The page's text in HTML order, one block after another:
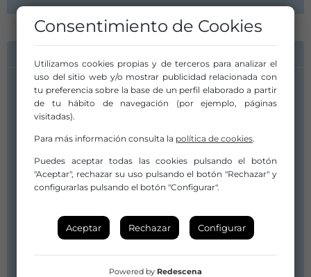
Consentimiento de Cookies
Utilizamos cookies propias y de terceros para analizar el
uso del sitio web y/o mostrar publicidad relacionada con
tu preferencia sobre la base de un perfil elaborado a partir
de tu hábito de navegación (por ejemplo, páginas
visitadas).
Para más información consulta la política de cookies.
Puedes aceptar todas las cookies pulsando el botón
"Aceptar", rechazar su uso pulsando el botón "Rechazar" y
configurarlas pulsando el botón "Configurar".
Aceptar Rechazar Configurar
Powered by Redescena